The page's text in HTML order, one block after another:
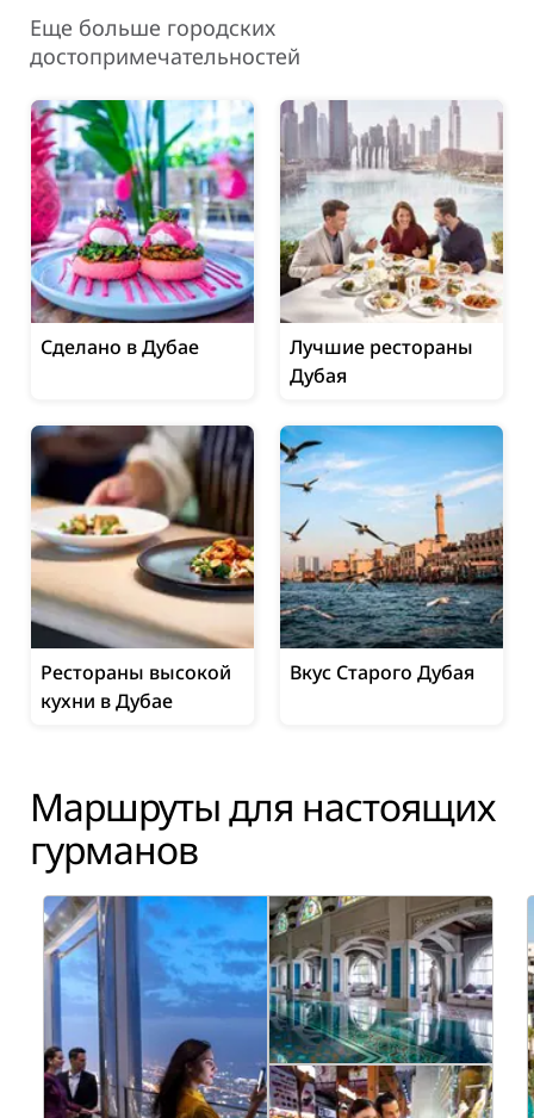
Еще больше городских
достопримечательностей
Сделано в Дубае
Лучшие рестораны
Дубая
Рестораны высокой
кухни в Дубае
Вкус Старого Дубая
Маршруты для настоящих
гурманов